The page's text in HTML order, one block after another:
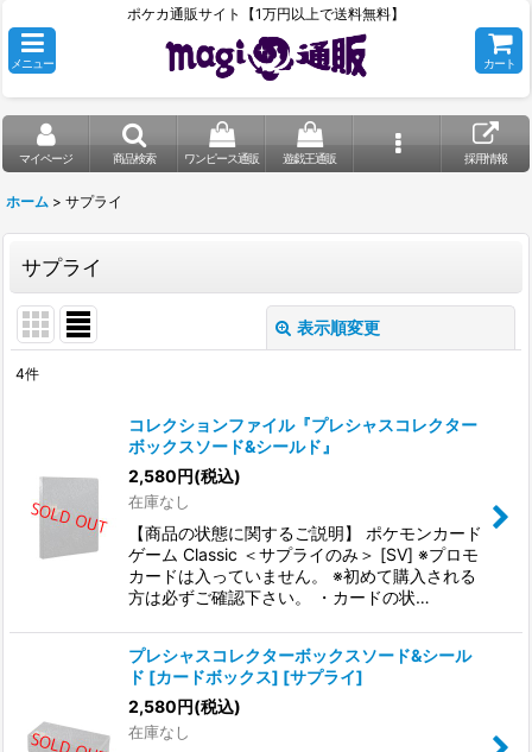
ポケカ通販サイト【1万円以上で送料無料】
メニュー カート
マイページ 商品検索 ワンピース通販 遊戯王通販 採用情報
ホーム > サプライ
サプライ
表示順変更
並び順
絞り込む
4件
コレクションファイル『プレシャスコレクター
ボックスソード&シールド』
2,580円(税込)
在庫なし
【商品の状態に関するご説明】 ポケモンカード
ゲーム Classic ＜サプライのみ＞ [SV] ※プロモ
カードは入っていません。 ※初めて購入される
方は必ずご確認下さい。 ・カードの状…
プレシャスコレクターボックスソード&シール
ド [カードボックス] [サプライ]
2,580円(税込)
在庫なし